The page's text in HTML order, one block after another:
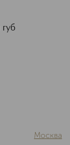
Москва